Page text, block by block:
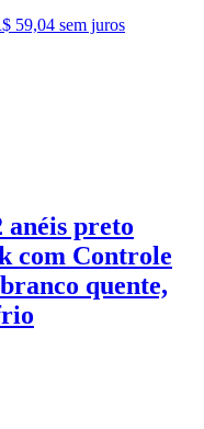
59,04 sem juros
anéis preto
com Controle
quente,